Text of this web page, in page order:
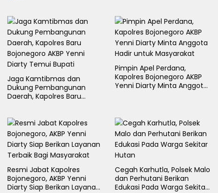
Jaga Kamtibmas dan
Dukung Pembangunan
Daerah, Kapolres Baru
Pimpin Apel Perdana,
Kapolres Bojonegoro AKBP
Yenni Diarty Minta Anggota
Resmi Jabat Kapolres
Bojonegoro, AKBP Yenni
Diarty Siap Berikan Layanan
Cegah Karhutla, Polsek Malo
dan Perhutani Berikan
Edukasi Pada Warga Sekitar